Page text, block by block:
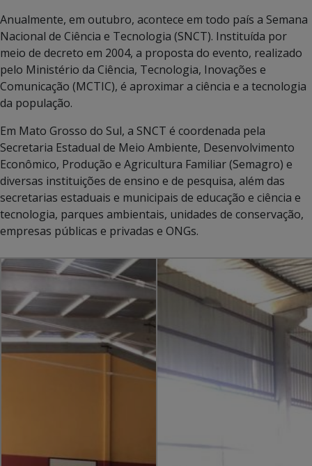
Anualmente, em outubro, acontece em todo país a Semana
Nacional de Ciência e Tecnologia (SNCT). Instituída por
meio de decreto em 2004, a proposta do evento, realizado
pelo Ministério da Ciência, Tecnologia, Inovações e
Comunicação (MCTIC), é aproximar a ciência e a tecnologia
da população.
Em Mato Grosso do Sul, a SNCT é coordenada pela
Secretaria Estadual de Meio Ambiente, Desenvolvimento
Econômico, Produção e Agricultura Familiar (Semagro) e
diversas instituições de ensino e de pesquisa, além das
secretarias estaduais e municipais de educação e ciência e
tecnologia, parques ambientais, unidades de conservação,
empresas públicas e privadas e ONGs.